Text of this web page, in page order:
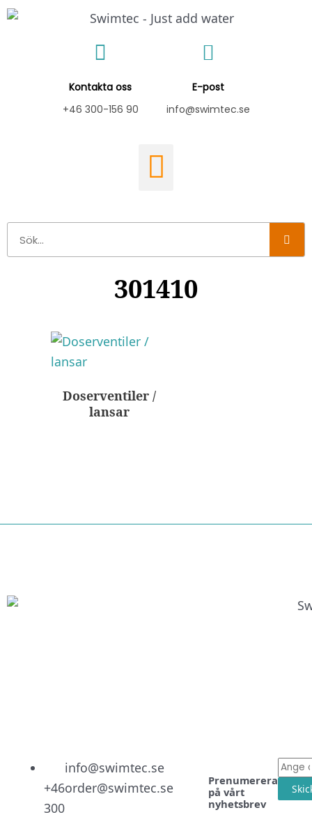
Hoppa
Kontakta oss
+46 300-156 90
E-post
info@swimtec.se
301410
Doserventiler /
lansar
+46
300
info@swimtec.se
order@swimtec.se
Prenumerera
på vårt
nyhetsbrev
E-
post